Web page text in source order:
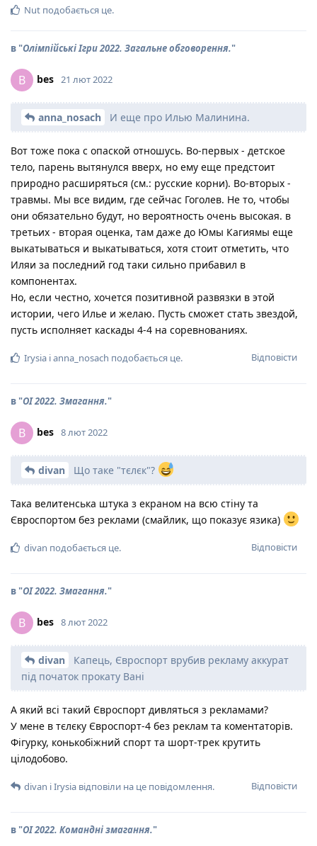
Nut подобається це.
в "Олімпійські Ігри 2022. Загальне обговорення."
B bes 21 лют 2022
anna_nosach И еще про Илью Малинина.
Вот тоже пока с опаской отношусь. Во-первых - детское
тело, парень вытянулся вверх, но ему еще предстоит
природно расширяться (см.: русские корни). Во-вторых -
травмы. Мы все видим, где сейчас Гоголев. Не то, чтобы
они обязательно будут, но вероятность очень высокая. в
третьих - вторая оценка, там даже до Юмы Кагиямы еще
выкатываться и выкатываться, хотя стоит отметить, что
Иляи за последний год таки сильно прибавил в
компонентах.
Но, если честно, хочется позитивной развязки в этой
истории, чего Илье и желаю. Пусть сможет стать звездой,
пусть исполняет каскады 4-4 на соревнованиях.
Відповісти
Irysia іanna_nosach подобається це.
в "ОІ 2022. Змагання."
B bes 8 лют 2022
divan Що таке "тєлєк"?
Така велитенська штука з екраном на всю стіну та
Євроспортом без реклами (смайлик, що показує язика)
Відповісти
divan подобається це.
в "ОІ 2022. Змагання."
B bes 8 лют 2022
divan
Капець, Євроспорт врубив рекламу аккурат
під початок прокату Вані
А який всі такий Євроспорт дивляться з рекламами?
У мене в тєлєку Євроспорт-4 без реклам та коментаторів.
Фігурку, конькобіжний спорт та шорт-трек крутить
цілодобово.
Відповісти
divan іIrysia відповіли на це повідомлення.
в "ОІ 2022. Командні змагання."